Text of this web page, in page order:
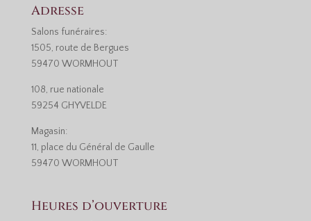
Adresse
Salons funéraires:
1505, route de Bergues
59470 WORMHOUT
108, rue nationale
59254 GHYVELDE
Magasin:
11, place du Général de Gaulle
59470 WORMHOUT
Heures d’ouverture